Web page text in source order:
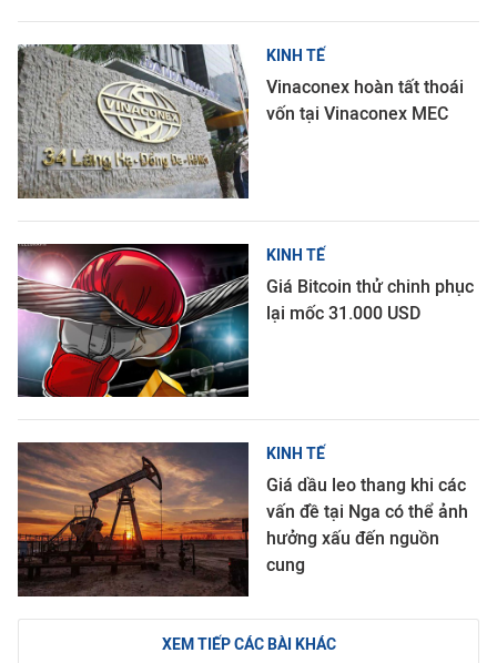
KINH TẾ
Vinaconex hoàn tất thoái
vốn tại Vinaconex MEC
KINH TẾ
Giá Bitcoin thử chinh phục
lại mốc 31.000 USD
KINH TẾ
Giá dầu leo thang khi các
vấn đề tại Nga có thể ảnh
hưởng xấu đến nguồn
cung
XEM TIẾP CÁC BÀI KHÁC